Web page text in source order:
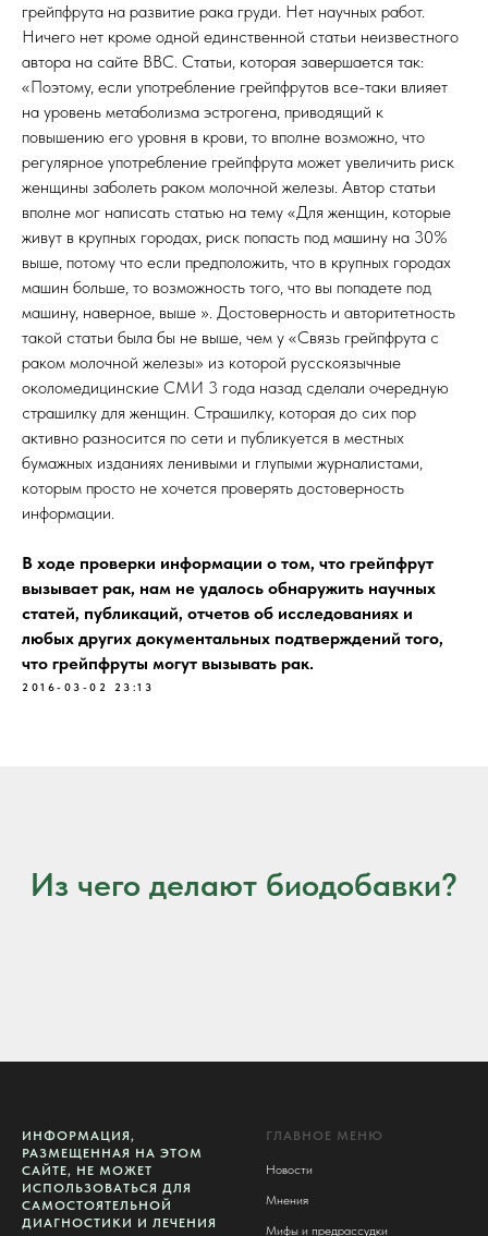
грейпфрута на развитие рака груди. Нет научных работ.
Ничего нет кроме одной единственной статьи неизвестного
автора на сайте BBC. Статьи, которая завершается так:
«Поэтому, если употребление грейпфрутов все-таки влияет
на уровень метаболизма эстрогена, приводящий к
повышению его уровня в крови, то вполне возможно, что
регулярное употребление грейпфрута может увеличить риск
женщины заболеть раком молочной железы. Автор статьи
вполне мог написать статью на тему «Для женщин, которые
живут в крупных городах, риск попасть под машину на 30%
выше, потому что если предположить, что в крупных городах
машин больше, то возможность того, что вы попадете под
машину, наверное, выше ». Достоверность и авторитетность
такой статьи была бы не выше, чем у «Связь грейпфрута с
раком молочной железы» из которой русскоязычные
околомедицинские СМИ 3 года назад сделали очередную
страшилку для женщин. Страшилку, которая до сих пор
активно разносится по сети и публикуется в местных
бумажных изданиях ленивыми и глупыми журналистами,
которым просто не хочется проверять достоверность
информации.
В ходе проверки информации о том, что грейпфрут
вызывает рак, нам не удалось обнаружить научных
статей, публикаций, отчетов об исследованиях и
любых других документальных подтверждений того,
что грейпфруты могут вызывать рак.
2016-03-02 23:13
Из чего делают биодобавки?
ИНФОРМАЦИЯ,
РАЗМЕЩЕННАЯ НА ЭТОМ
САЙТЕ, НЕ МОЖЕТ
ИСПОЛЬЗОВАТЬСЯ ДЛЯ
САМОСТОЯТЕЛЬНОЙ
ДИАГНОСТИКИ И ЛЕЧЕНИЯ
ГЛАВНОЕ МЕНЮ
Новости
Мнения
Мифы и предрассудки